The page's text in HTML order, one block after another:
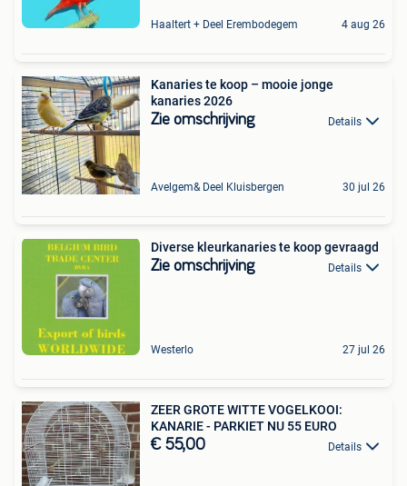
Haaltert + Deel Erembodegem 4 aug 26
Kanaries te koop – mooie jonge
kanaries 2026
Zie omschrijving Details
Avelgem& Deel Kluisbergen 30 jul 26
Diverse kleurkanaries te koop gevraagd
Zie omschrijving Details
Westerlo 27 jul 26
ZEER GROTE WITTE VOGELKOOI:
KANARIE - PARKIET NU 55 EURO
€ 55,00 Details